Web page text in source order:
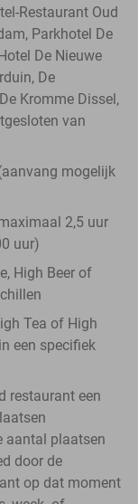
Restaurant Oud
Parkhotel De
De Nieuwe
De
Kromme Dissel,
van
mogelijk
2,5 uur
uur)
High Beer of
Tea of High
een specifiek
restaurant een
aantal plaatsen
door de
op dat moment